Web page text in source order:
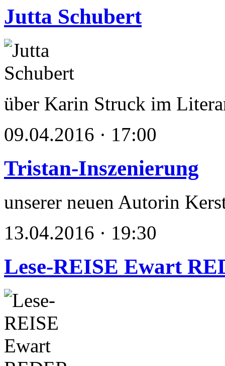
Jutta Schubert
über Karin Struck im
09.04.2016 · 17:00
Tristan-Inszenierung
unserer neuen Autorin
13.04.2016 · 19:30
Lese-REISE Ewart